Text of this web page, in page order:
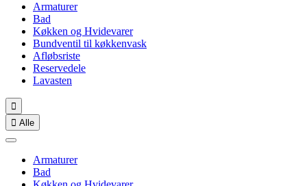
Armaturer
Bad
Køkken og Hvidevarer
Bundventil til køkkenvask
Afløbsriste
Reservedele
Lavasten

 Alle
Armaturer
Bad